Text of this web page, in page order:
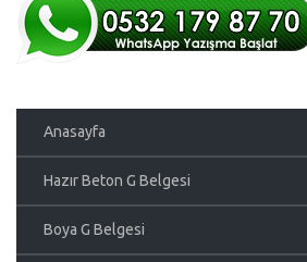
Anasayfa
Hazır Beton G Belgesi
Boya G Belgesi